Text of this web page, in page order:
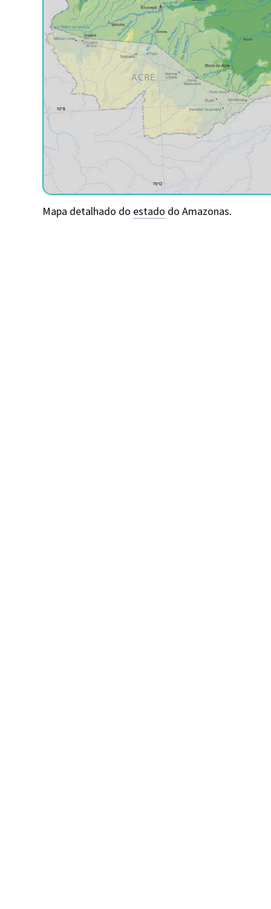
Mapa detalhado do estado do Amazonas.